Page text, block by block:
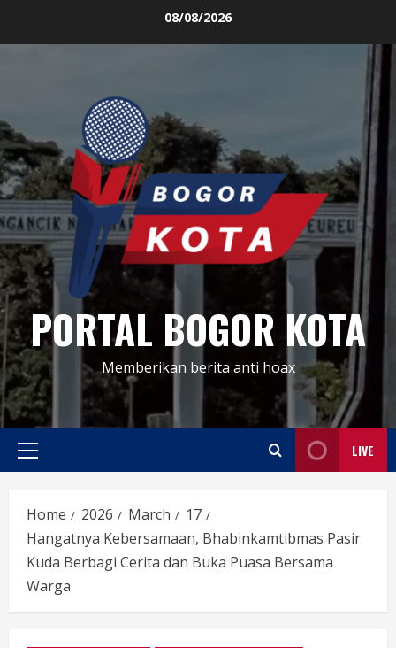
08/08/2026
PORTAL BOGOR KOTA
Memberikan berita anti hoax
Primary
LIVE
Home 2026 March
17
Hangatnya Kebersamaan, Bhabinkamtibmas Pasir
Kuda Berbagi Cerita dan Buka Puasa Bersama
Warga